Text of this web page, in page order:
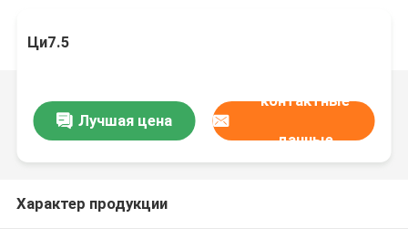
Ци7.5
Лучшая цена
контактные
данные
Характер продукции